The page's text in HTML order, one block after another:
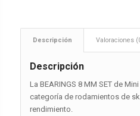
Descripción Valoraciones
Descripción
La BEARINGS 8 MM SET de
categoría de rodamientos de
rendimiento.